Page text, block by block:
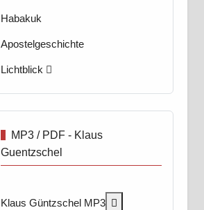
Habakuk
Apostelgeschichte
Lichtblick
MP3 / PDF - Klaus
Guentzschel
Klaus Güntzschel MP3